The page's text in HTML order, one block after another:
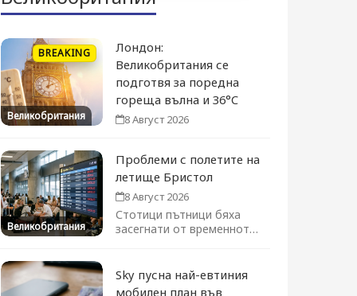
BREAKING
Великобритания
Лондон:
Великобритания се
подготвя за поредна
гореща вълна и 36°C
8 Август 2026
Великобритания
Проблеми с полетите на
летище Бристол
8 Август 2026
Стотици пътници бяха
засегнати от временното
възстановява...
Sky пусна най-евтиния
мобилен план във